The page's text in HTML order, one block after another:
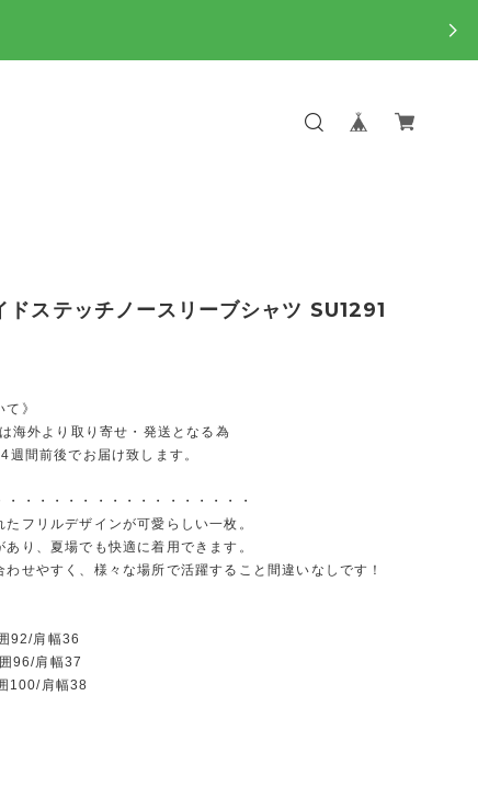
ドステッチノースリーブシャツ SU1291
て》
海外より取り寄せ・発送となる為
週間前後でお届け致します。
・・・・・・・・・・・・・・・・・
たフリルデザインが可愛らしい一枚。
あり、夏場でも快適に着用できます。
わせやすく、様々な場所で活躍すること間違いなしです！
92/肩幅36
96/肩幅37
100/肩幅38